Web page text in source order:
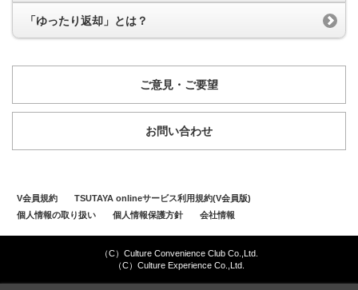
「ゆったり返却」とは？
ご意見・ご要望
お問い合わせ
V会員規約
TSUTAYA onlineサービス利用規約(V会員版)
個人情報の取り扱い
個人情報保護方針 会社情報
（C）Culture Convenience Club Co.,Ltd.
（C）Culture Experience Co.,Ltd.